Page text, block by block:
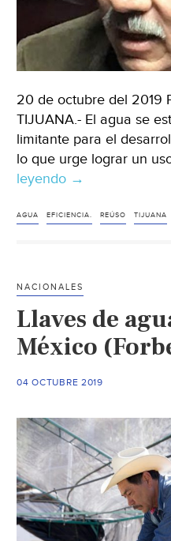
20 de octubre del 2019
TIJUANA.- El agua se
limitante para el
lo que urge lograr un
leyendo Tijuana:
uso
que
agua
desarrollo
en
CIGA
(unimexicali)
→
AGUA EFICIENCIA. REÚSO TIJUANA
NACIONALES
Llaves de
México
04 OCTUBRE 2019